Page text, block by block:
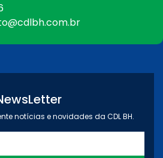
notícias e novidades da CDL BH.